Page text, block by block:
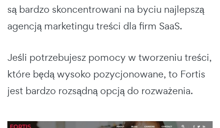
są bardzo skoncentrowani na byciu najlepszą
agencją marketingu treści dla firm SaaS.
Jeśli potrzebujesz pomocy w tworzeniu treści,
które będą wysoko pozycjonowane, to Fortis
jest bardzo rozsądną opcją do rozważenia.